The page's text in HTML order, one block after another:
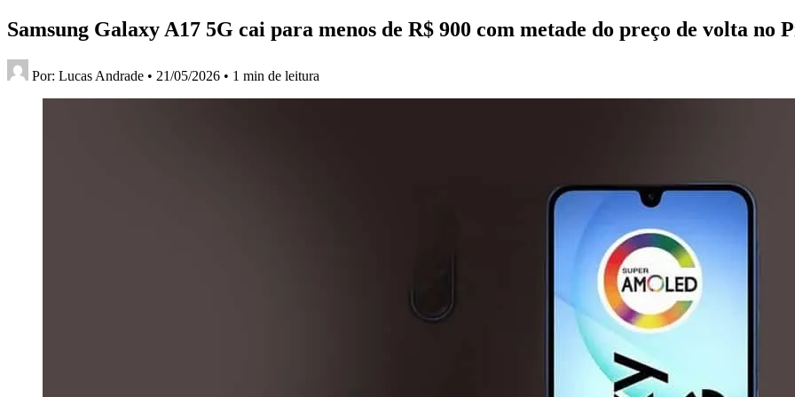
Samsung Galaxy A17 5G cai para menos de R$ 900 com metade do preço de volta no
Por: Lucas Andrade • 21/05/2026 • 1 min de leitura